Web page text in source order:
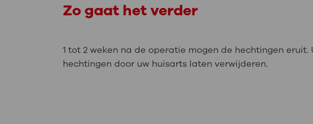
Zo gaat het verder
1 tot 2 weken na de operatie mogen de hechtingen
hechtingen door uw huisarts laten verwijderen.